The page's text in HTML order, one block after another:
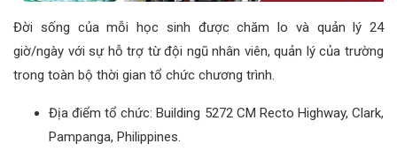
Đời sống của mỗi học sinh được chăm lo và quản lý 24
giờ/ngày với sự hỗ trợ từ đội ngũ nhân viên, quản lý của trường
trong toàn bộ thời gian tổ chức chương trình.
Địa điểm tổ chức: Building 5272 CM Recto Highway, Clark,
Pampanga, Philippines.